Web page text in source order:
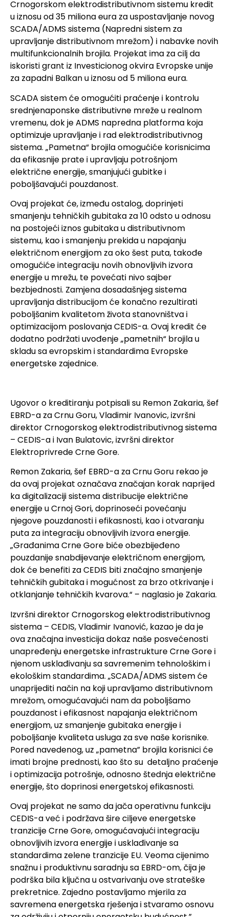
Crnogorskom elektrodistributivnom sistemu kredit
u iznosu od 35 miliona eura za uspostavljanje novog
SCADA/ADMS sistema (Napredni sistem za
upravljanje distributivnom mrežom) i nabavke novih
multifunkcionalnih brojila. Projekat ima za cilj da
iskoristi grant iz Investicionog okvira Evropske unije
za zapadni Balkan u iznosu od 5 miliona eura.
SCADA sistem će omogućiti praćenje i kontrolu
srednjenaponske distributivne mreže u realnom
vremenu, dok je ADMS napredna platforma koja
optimizuje upravljanje i rad elektrodistributivnog
sistema. „Pametna“ brojila omogućiće korisnicima
da efikasnije prate i upravljaju potrošnjom
električne energije, smanjujući gubitke i
poboljšavajući pouzdanost.
Ovaj projekat će, između ostalog, doprinjeti
smanjenju tehničkih gubitaka za 10 odsto u odnosu
na postojeći iznos gubitaka u distributivnom
sistemu, kao i smanjenju prekida u napajanju
električnom energijom za oko šest puta, takođe
omogućiće integraciju novih obnovljivih izvora
energije u mrežu, te povećati nivo sajber
bezbjednosti. Zamjena dosadašnjeg sistema
upravljanja distribucijom će konačno rezultirati
poboljšanim kvalitetom života stanovništva i
optimizacijom poslovanja CEDIS-a. Ovaj kredit će
dodatno podržati uvođenje „pametnih“ brojila u
skladu sa evropskim i standardima Evropske
energetske zajednice.
Ugovor o kreditiranju potpisali su Remon Zakaria, šef
EBRD-a za Crnu Goru, Vladimir Ivanovic, izvršni
direktor Crnogorskog elektrodistributivnog sistema
– CEDIS-a i Ivan Bulatovic, izvršni direktor
Elektroprivrede Crne Gore.
Remon Zakaria, šef EBRD-a za Crnu Goru rekao je
da ovaj projekat označava značajan korak naprijed
ka digitalizaciji sistema distribucije električne
energije u Crnoj Gori, doprinoseći povećanju
njegove pouzdanosti i efikasnosti, kao i otvaranju
puta za integraciju obnovljivih izvora energije.
„Građanima Crne Gore biće obezbijeđeno
pouzdanije snabdijevanje električnom energijom,
dok će benefiti za CEDIS biti značajno smanjenje
tehničkih gubitaka i mogućnost za brzo otkrivanje i
otklanjanje tehničkih kvarova.“ – naglasio je Zakaria.
Izvršni direktor Crnogorskog elektrodistributivnog
sistema – CEDIS, Vladimir Ivanović, kazao je da je
ova značajna investicija dokaz naše posvećenosti
unapređenju energetske infrastrukture Crne Gore i
njenom usklađivanju sa savremenim tehnološkim i
ekološkim standardima. „SCADA/ADMS sistem će
unaprijediti način na koji upravljamo distributivnom
mrežom, omogućavajući nam da poboljšamo
pouzdanost i efikasnost napajanja električnom
energijom, uz smanjenje gubitaka energije i
poboljšanje kvaliteta usluga za sve naše korisnike.
Pored navedenog, uz „pametna” brojila korisnici će
imati brojne prednosti, kao što su detaljno praćenje
i optimizacija potrošnje, odnosno štednja električne
energije, što doprinosi energetskoj efikasnosti.
Ovaj projekat ne samo da jača operativnu funkciju
CEDIS-a već i podržava šire ciljeve energetske
tranzicije Crne Gore, omogućavajući integraciju
obnovljivih izvora energije i usklađivanje sa
standardima zelene tranzicije EU. Veoma cijenimo
snažnu i produktivnu saradnju sa EBRD-om, čija je
podrška bila ključna u ostvarivanju ove strateške
prekretnice. Zajedno postavljamo mjerila za
savremena energetska rješenja i stvaramo osnovu